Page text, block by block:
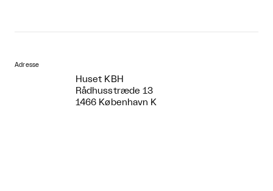
Adresse
Huset KBH
Rådhusstræde 13
1466 København K